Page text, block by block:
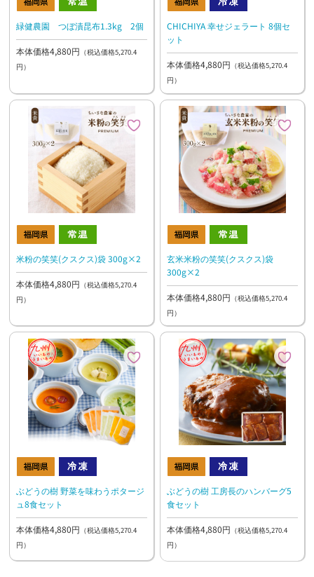
緑健農園 つぼ漬昆布1.3kg 2個
本体価格4,880円 （税込価格5,270.4
円）
CHICHIYA 幸せジェラート 8個セ
ット
本体価格4,880円 （税込価格5,270.4
円）
米粉の笑笑(クスクス)袋 300g×2
本体価格4,880円 （税込価格5,270.4
円）
玄米米粉の笑笑(クスクス)袋
300g×2
本体価格4,880円 （税込価格5,270.4
円）
ぶどうの樹 野菜を味わうポタージ
ュ8食セット
本体価格4,880円 （税込価格5,270.4
円）
ぶどうの樹 工房長のハンバーグ5
食セット
本体価格4,880円 （税込価格5,270.4
円）